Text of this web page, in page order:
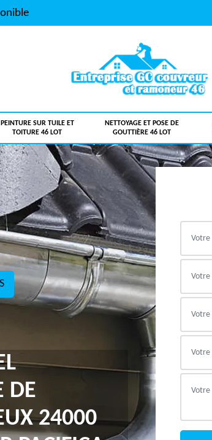
PEINTURE SUR TUILE ET
TOITURE 46 LOT
NETTOYAGE ET POSE DE
GOUTTIÈRE 46 LOT
DE
24000